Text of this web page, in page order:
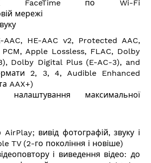
FaceTime по Wi-Fi
мережі
AAC, HE-AAC v2, Protected AAC,
Apple Lossless, FLAC, Dolby
Dolby Digital Plus (E-AC-3), and
2, 3, 4, Audible Enhanced
AAX+)
налаштування максимальної
AirPlay; вивід фотографій, звуку і
TV (2-го покоління і новіше)
і виведення відео: до